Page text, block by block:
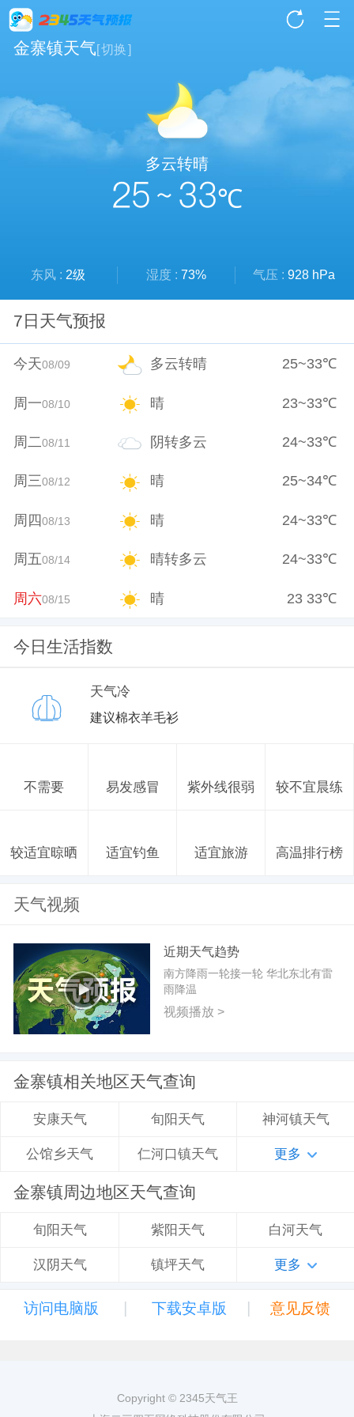
金寨镇天气[切换]
多云转晴
25 ~ 33℃
东风 : 2级 湿度 : 73% 气压 : 928 hPa
7日天气预报
今天08/09 多云转晴 25~33℃
周一08/10 晴 23~33℃
周二08/11 阴转多云 24~33℃
周三08/12 晴 25~34℃
周四08/13 晴 24~33℃
周五08/14 晴转多云 24~33℃
周六08/15 晴 23 33℃
今日生活指数
天气冷
建议棉衣羊毛衫
不需要 易发感冒 紫外线很弱 较不宜晨练
较适宜晾晒 适宜钓鱼 适宜旅游 高温排行榜
天气视频
近期天气趋势
南方降雨一轮接一轮 华北东北有雷
雨降温
视频播放 >
金寨镇相关地区天气查询
安康天气 旬阳天气 神河镇天气
公馆乡天气 仁河口镇天气 更多
金寨镇周边地区天气查询
旬阳天气 紫阳天气 白河天气
汉阴天气 镇坪天气 更多
访问电脑版 | 下载安卓版 | 意见反馈
Copyright © 2345天气王